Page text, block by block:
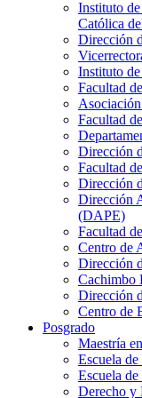
Instituto
Católica
Dirección
Instituto
Facultad
Facultad
Dirección
Facultad
Dirección
Dirección
(DAPE)
Facultad
Centro de
Dirección
Cachimbo
Dirección
Centro de
Posgrado
Maestría
Escuela
Escuela
Derecho y